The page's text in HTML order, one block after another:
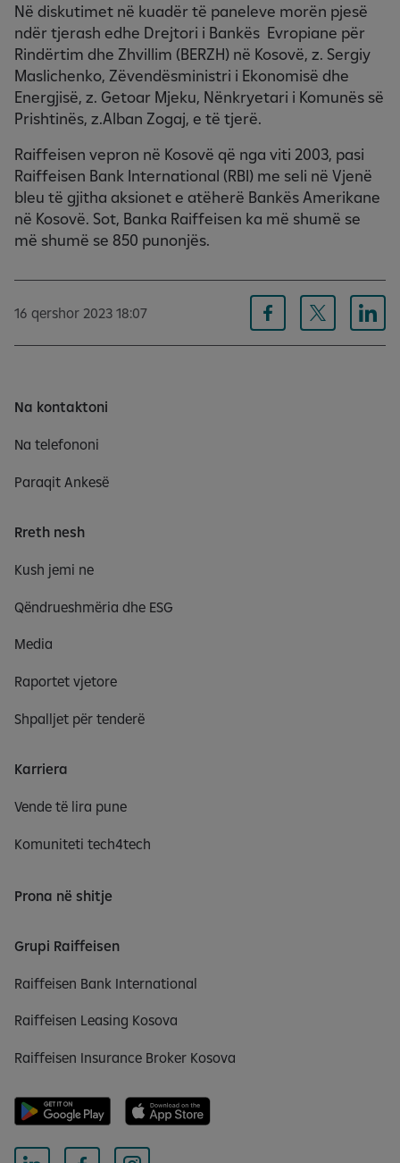
Në diskutimet në kuadër të paneleve morën pjesë
ndër tjerash edhe Drejtori i Bankës Evropiane për
Rindërtim dhe Zhvillim (BERZH) në Kosovë, z. Sergiy
Maslichenko, Zëvendësministri i Ekonomisë dhe
Energjisë, z. Getoar Mjeku, Nënkryetari i Komunës së
Prishtinës, z.Alban Zogaj, e të tjerë.
Raiffeisen vepron në Kosovë që nga viti 2003, pasi
Raiffeisen Bank International (RBI) me seli në Vjenë
bleu të gjitha aksionet e atëherë Bankës Amerikane
në Kosovë. Sot, Banka Raiffeisen ka më shumë se
më shumë se 850 punonjës.
16 qershor 2023 18:07
Na kontaktoni
Na telefononi
Paraqit Ankesë
Rreth nesh
Kush jemi ne
Qëndrueshmëria dhe ESG
Media
Raportet vjetore
Shpalljet për tenderë
Karriera
Vende të lira pune
Komuniteti tech4tech
Prona në shitje
Grupi Raiffeisen
Raiffeisen Bank International
Raiffeisen Leasing Kosova
Raiffeisen Insurance Broker Kosova